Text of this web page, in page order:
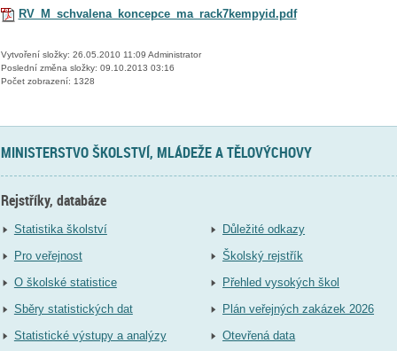
RV_M_schvalena_koncepce_ma_rack7kempyid.pdf
Vytvoření složky: 26.05.2010 11:09 Administrator
Poslední změna složky: 09.10.2013 03:16
Počet zobrazení: 1328
MINISTERSTVO ŠKOLSTVÍ, MLÁDEŽE A TĚLOVÝCHOVY
Rejstříky, databáze
Statistika školství
Pro veřejnost
O školské statistice
Sběry statistických dat
Statistické výstupy a analýzy
Důležité odkazy
Školský rejstřík
Přehled vysokých škol
Plán veřejných zakázek 2026
Otevřená data